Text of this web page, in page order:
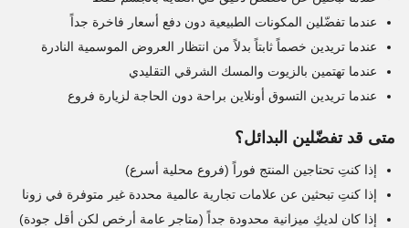
عندما تفضّلين المكونات الطبيعية دون دفع أسعار فاخرة جداً
عندما تريدين خصماً ثابتاً بدلاً من انتظار العروض الموسمية النادرة
عندما تهتمين بالزيوت والمسك الشرقي التقليدي
عندما تريدين التسوق أونلاين براحة دون الحاجة لزيارة فروع
متى قد تفضّلين البدائل؟
إذا كنتِ تحتاجين المنتج فوراً (فروع محلية أسرع)
إذا كنتِ تبحثين عن علامات تجارية عالمية محددة غير متوفرة في زونا
إذا كان لديكِ ميزانية محدودة جداً (متاجر عامة أرخص لكن أقل جودة)